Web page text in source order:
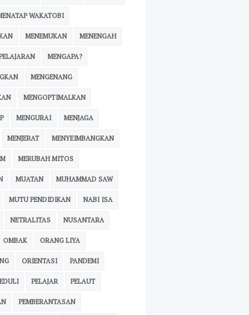
WAKATOBI
MENEMUKAN MENENGAH
MENGAPA?
MENGENANG
MENGOPTIMALKAN
MENGURAI MENJAGA
MENJERAT MENYEIMBANGKAN
MERUBAH MITOS
MUATAN MUHAMMAD SAW
MUTU PENDIDIKAN NABI ISA
NETRALITAS NUSANTARA
OMBAK ORANG LIYA
ORIENTASI PANDEMI
PELAJAR PELAUT
PEMBERANTASAN